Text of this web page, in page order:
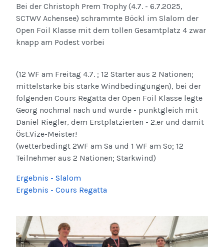
Bei der Christoph Prem Trophy (4.7. - 6.7.2025,
SCTWV Achensee) schrammte Böckl im Slalom der
Open Foil Klasse mit dem tollen Gesamtplatz 4 zwar
knapp am Podest vorbei
(12 WF am Freitag 4.7. ; 12 Starter aus 2 Nationen;
mittelstarke bis starke Windbedingungen), bei der
folgenden Cours Regatta der Open Foil Klasse legte
Georg nochmal nach und wurde - punktgleich mit
Daniel Riegler, dem Erstplatzierten - 2.er und damit
Öst.Vize-Meister!
(wetterbedingt 2WF am Sa und 1 WF am So; 12
Teilnehmer aus 2 Nationen; Starkwind)
Ergebnis - Slalom
Ergebnis - Cours Regatta